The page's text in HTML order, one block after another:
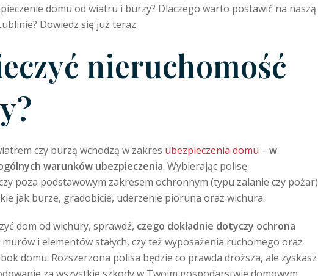
domu od wiatru i burzy? Dlaczego warto postawić na naszą
Dowiedz się już teraz.
nieruchomość
czy burzą wchodzą w zakres ubezpieczenia domu – w
warunków ubezpieczenia. Wybierając polisę
poza podstawowym zakresem ochronnym (typu zalanie czy pożar)
jak burze, gradobicie, uderzenie pioruna oraz wichura.
dom od wichury, sprawdź, czego dokładnie dotyczy ochrona
murów i elementów stałych, czy też wyposażenia ruchomego oraz
domu. Rozszerzona polisa będzie co prawda droższa, ale zyskasz